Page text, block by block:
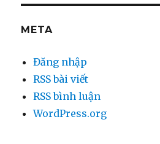
META
Đăng nhập
RSS bài viết
RSS bình luận
WordPress.org